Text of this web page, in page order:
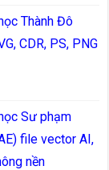
Thành Đô
CDR, PS, PNG
Sư phạm
file vector AI,
nền